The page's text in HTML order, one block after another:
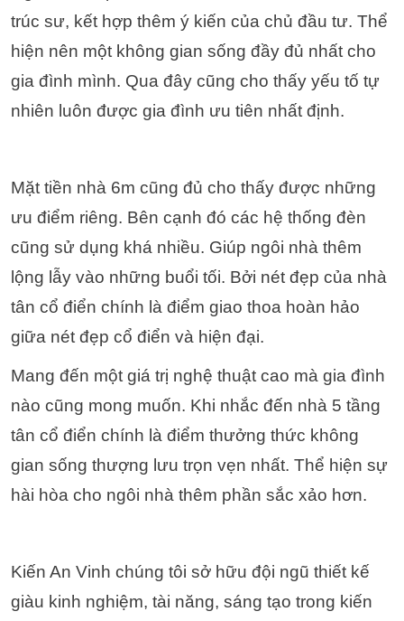
trúc sư, kết hợp thêm ý kiến của chủ đầu tư. Thể
hiện nên một không gian sống đầy đủ nhất cho
gia đình mình. Qua đây cũng cho thấy yếu tố tự
nhiên luôn được gia đình ưu tiên nhất định.
Mặt tiền nhà 6m cũng đủ cho thấy được những
ưu điểm riêng. Bên cạnh đó các hệ thống đèn
cũng sử dụng khá nhiều. Giúp ngôi nhà thêm
lộng lẫy vào những buổi tối. Bởi nét đẹp của nhà
tân cổ điển chính là điểm giao thoa hoàn hảo
giữa nét đẹp cổ điển và hiện đại.
Mang đến một giá trị nghệ thuật cao mà gia đình
nào cũng mong muốn. Khi nhắc đến nhà 5 tầng
tân cổ điển chính là điểm thưởng thức không
gian sống thượng lưu trọn vẹn nhất. Thể hiện sự
hài hòa cho ngôi nhà thêm phần sắc xảo hơn.
Kiến An Vinh chúng tôi sở hữu đội ngũ thiết kế
giàu kinh nghiệm, tài năng, sáng tạo trong kiến